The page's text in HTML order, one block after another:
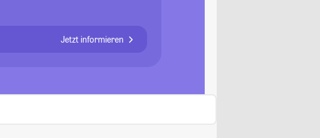
Jetzt informieren